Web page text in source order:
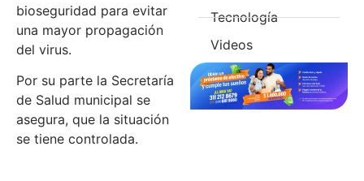
bioseguridad para evitar
una mayor propagación
del virus.
Por su parte la Secretaría
de Salud municipal se
asegura, que la situación
se tiene controlada.
Tecnología
Videos